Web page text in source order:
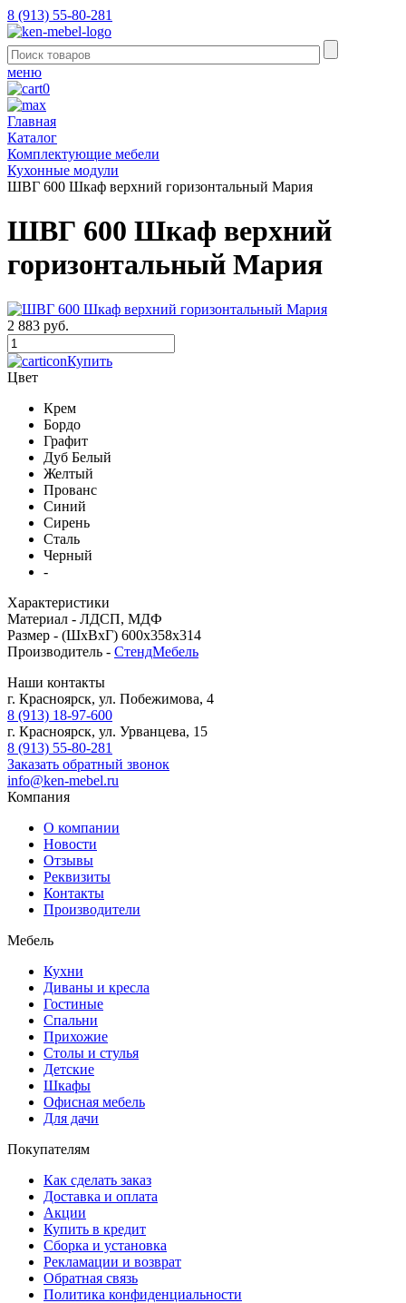
8 (913) 55-80-281
меню
0
Главная
Каталог
Комплектующие мебели
Кухонные модули
ШВГ 600 Шкаф верхний горизонтальный Мария
ШВГ 600 Шкаф верхний
горизонтальный Мария
2 883 руб.
Купить
Цвет
Крем
Бордо
Графит
Дуб Белый
Желтый
Прованс
Синий
Сирень
Сталь
Черный
-
Характеристики
Материал - ЛДСП, МДФ
Размер - (ШхВхГ) 600x358x314
Производитель - СтендМебель
Наши контакты
г. Красноярск, ул. Побежимова, 4
8 (913) 18-97-600
г. Красноярск, ул. Урванцева, 15
8 (913) 55-80-281
Заказать обратный звонок
info@ken-mebel.ru
Компания
О компании
Новости
Отзывы
Реквизиты
Контакты
Производители
Мебель
Кухни
Диваны и кресла
Гостиные
Спальни
Прихожие
Столы и стулья
Детские
Шкафы
Офисная мебель
Для дачи
Покупателям
Как сделать заказ
Доставка и оплата
Акции
Купить в кредит
Сборка и установка
Рекламации и возврат
Обратная связь
Политика конфиденциальности